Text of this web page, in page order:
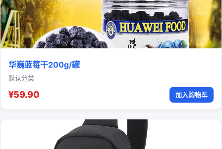
华巍蓝莓干200g/罐
默认分类
¥59.90 加入购物车